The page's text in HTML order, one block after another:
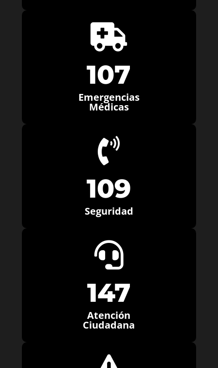

107
Emergencias
Médicas

109
Seguridad

147
Atención
Ciudadana